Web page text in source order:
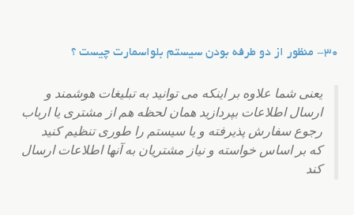
30- منظور از دو طرفه بودن سیستم بلواسمارت چیست ؟
یعنی شما علاوه بر اینکه می توانید به تبلیغات هوشمند و
ارسال اطلاعات بپردازید همان لحظه هم از مشتری یا ارباب
رجوع سفارش پذیرفته و یا سیستم را طوری تنظیم کنید
که بر اساس خواسته و نیاز مشتریان به آنها اطلاعات ارسال
کند